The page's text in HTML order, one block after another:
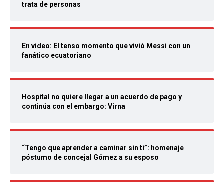
trata de personas
En video: El tenso momento que vivió Messi con un
fanático ecuatoriano
Hospital no quiere llegar a un acuerdo de pago y
continúa con el embargo: Virna
“Tengo que aprender a caminar sin ti”: homenaje
póstumo de concejal Gómez a su esposo